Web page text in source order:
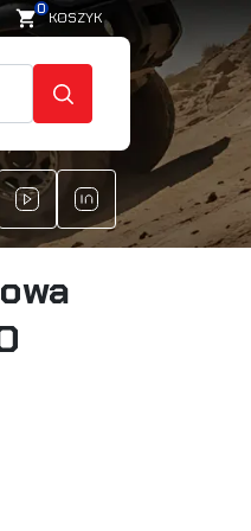
shopping_cart0 KOSZYK
SZUKAJ